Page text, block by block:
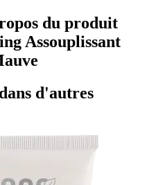
du produit
Assouplissant
d'autres